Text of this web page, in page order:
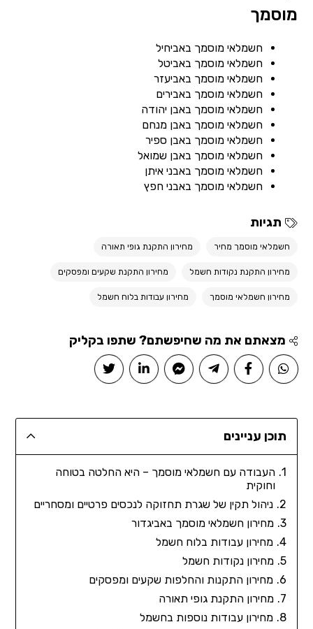
מוסמך
חשמלאי מוסמך באביחיל
חשמלאי מוסמך באביטל
חשמלאי מוסמך באביעזר
חשמלאי מוסמך באבירים
חשמלאי מוסמך באבן יהודה
חשמלאי מוסמך באבן מנחם
חשמלאי מוסמך באבן ספיר
חשמלאי מוסמך באבן שמואל
חשמלאי מוסמך באבני איתן
חשמלאי מוסמך באבני חפץ
תגיות
חשמלאי מוסמך מחיר מחירון התקנת גופי תאורה
מחירון התקנת נקודות חשמל מחירון התקנת שקעים ומפסקים
מחירון חשמלאי מוסמך מחירון עבודות בלוח חשמל
מצאתם את מה שחיפשתם? שתפו בקליק
תוכן עניינים
העבודה עם חשמלאי מוסמך – היא החלטה בטוחה
וחוקית
ניהול תקין של שגרת תחזוקה לנכסים פרטיים ומסחריים
מחירון חשמלאי מוסמך באביגדור
מחירון עבודות בלוח חשמל
מחירון נקודות חשמל
מחירון התקנות והחלפות שקעים ומפסקים
מחירון התקנת גופי תאורה
מחירון עבודות נוספות בחשמל